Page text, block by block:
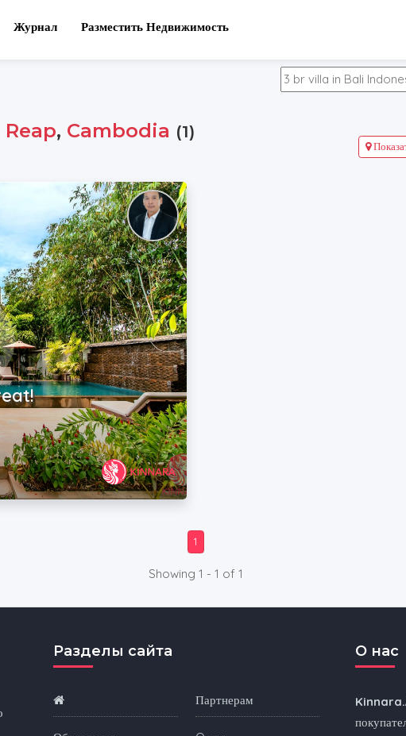
Журнал Разместить Недвижимость
, Cambodia (1)
1
Showing 1 - 1 of 1
Разделы сайта
Партнерам
O нас